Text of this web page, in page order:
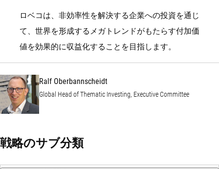
ロベコは、非効率性を解決する企業への投資を通じ
て、世界を形成するメガトレンドがもたらす付加価
値を効果的に収益化することを目指します。
Ralf Oberbannscheidt
Global Head of Thematic Investing, Executive Committee
戦略のサブ分類